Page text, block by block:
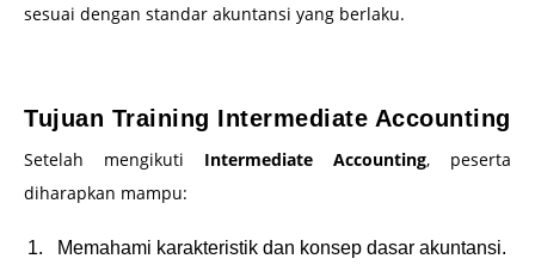
sesuai dengan standar akuntansi yang berlaku.
Tujuan Training Intermediate Accounting
Setelah mengikuti Intermediate Accounting, peserta
diharapkan mampu:
Memahami karakteristik dan konsep dasar akuntansi.